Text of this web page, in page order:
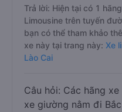
Trả lời: Hiện tại có 1
Limousine trên tuyến
bạn có thể tham khảo
xe này tại trang này: Xe
Lào Cai
Câu hỏi: Các hãng
xe giường nằm đi